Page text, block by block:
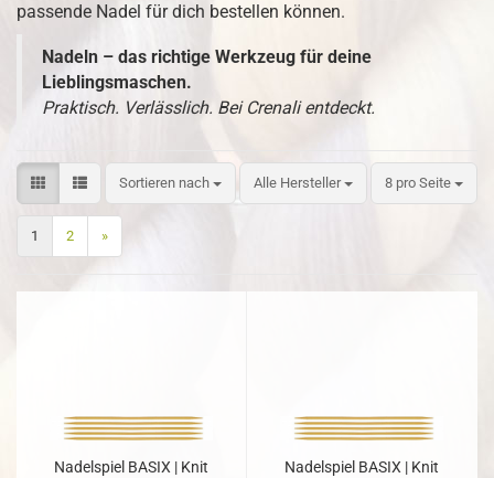
passende Nadel für dich bestellen können.
Nadeln – das richtige Werkzeug für deine
Lieblingsmaschen.
Praktisch. Verlässlich. Bei Crenali entdeckt.
Sortieren nach Alle Hersteller 8 pro Seite
1 2 »
Nadelspiel BASIX | Knit
Nadelspiel BASIX | Knit